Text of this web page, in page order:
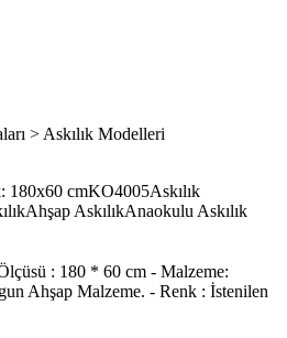
> Askılık Modelleri
180x60 cmKO4005Askılık
Ahşap AskılıkAnaokulu Askılık
: 180 * 60 cm - Malzeme:
Ahşap Malzeme. - Renk : İstenilen